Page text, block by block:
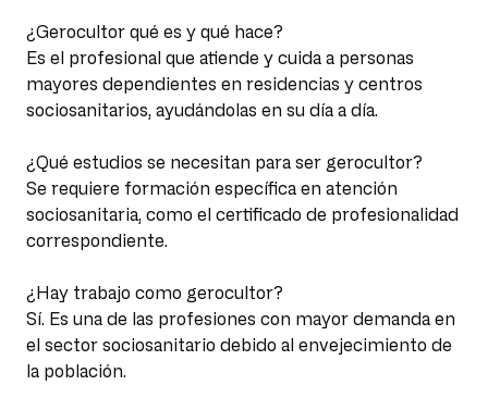
¿Gerocultor qué es y qué hace?
Es el profesional que atiende y cuida a personas
mayores dependientes en residencias y centros
sociosanitarios, ayudándolas en su día a día.
¿Qué estudios se necesitan para ser gerocultor?
Se requiere formación específica en atención
sociosanitaria, como el certificado de profesionalidad
correspondiente.
¿Hay trabajo como gerocultor?
Sí. Es una de las profesiones con mayor demanda en
el sector sociosanitario debido al envejecimiento de
la población.